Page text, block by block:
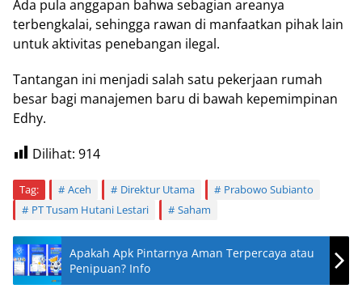
Ada pula anggapan bahwa sebagian areanya
terbengkalai, sehingga rawan di manfaatkan pihak lain
untuk aktivitas penebangan ilegal.
Tantangan ini menjadi salah satu pekerjaan rumah
besar bagi manajemen baru di bawah kepemimpinan
Edhy.
Dilihat: 914
Tag: Aceh Direktur Utama
Prabowo Subianto
PT Tusam Hutani Lestari
Saham
Apakah Apk Pintarnya Aman Terpercaya atau
Penipuan? Info